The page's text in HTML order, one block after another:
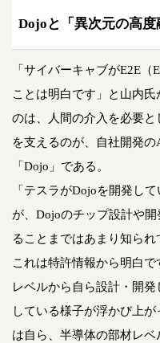
Dojoと「異次元の高度
「サイバーキャブがE2E
ことは明白です」と山内
のは、人間の介入を必要
を支えるのが、自社開発
「Dojo」である。
「テスラがDojoを開発し
が、Dojoのチップ設計や
ることまではあまり知ら
これは特許情報から明白
レベルから自ら設計・開
している様子が浮かび上
は自ら、半導体の部材レベ